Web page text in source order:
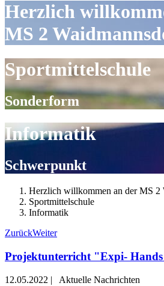
Herzlich
MS 2
Sportmittelschule
Sonderform
Informatik
Schwerpunkt
Herzlich willkommen an der MS 2
Sportmittelschule
Informatik
ZurückWeiter
Projektunterricht "Expi- Hands
12.05.2022 |
Aktuelle Nachrichten